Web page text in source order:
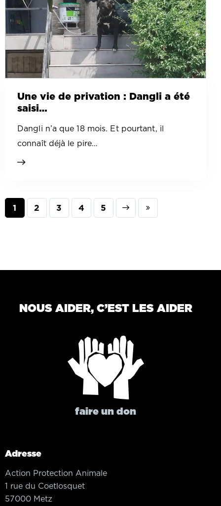
Une vie de privation : Dangli a été
saisi…
Dangli n’a que 18 mois. Et pourtant, il
connaît déjà le pire…
1 2 3 4 5
Next Last
NOUS AIDER, C’EST LES AIDER
faire un don
Adresse
Action Protection Animale
1 rue du Coetlosquet
57000 Metz